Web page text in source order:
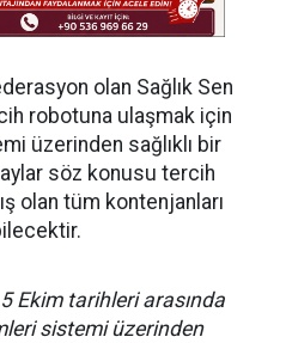
olan Sağlık Sen
robotuna ulaşmak için
üzerinden sağlıklı bir
söz konusu tercih
olan tüm kontenjanları
Ekim tarihleri arasında
sistemi üzerinden